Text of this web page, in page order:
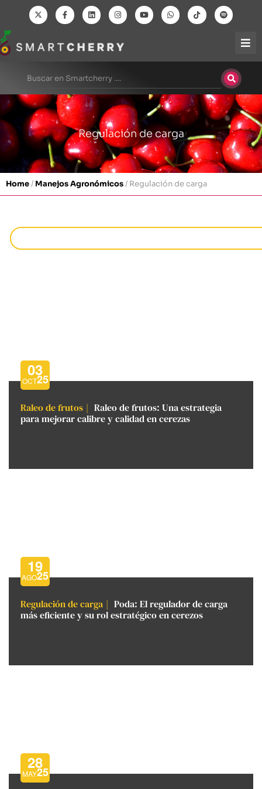
Regulación de carga
Home/ Manejos Agronómicos/ Regulación de carga
03
OCT25
Raleo de frutos
Raleo de frutos: Una estrategia
para mejorar calibre y calidad en cerezas
19
AGO25
Regulación de carga
Poda: El regulador de carga
más eficiente y su rol estratégico en cerezos
28
MAY25